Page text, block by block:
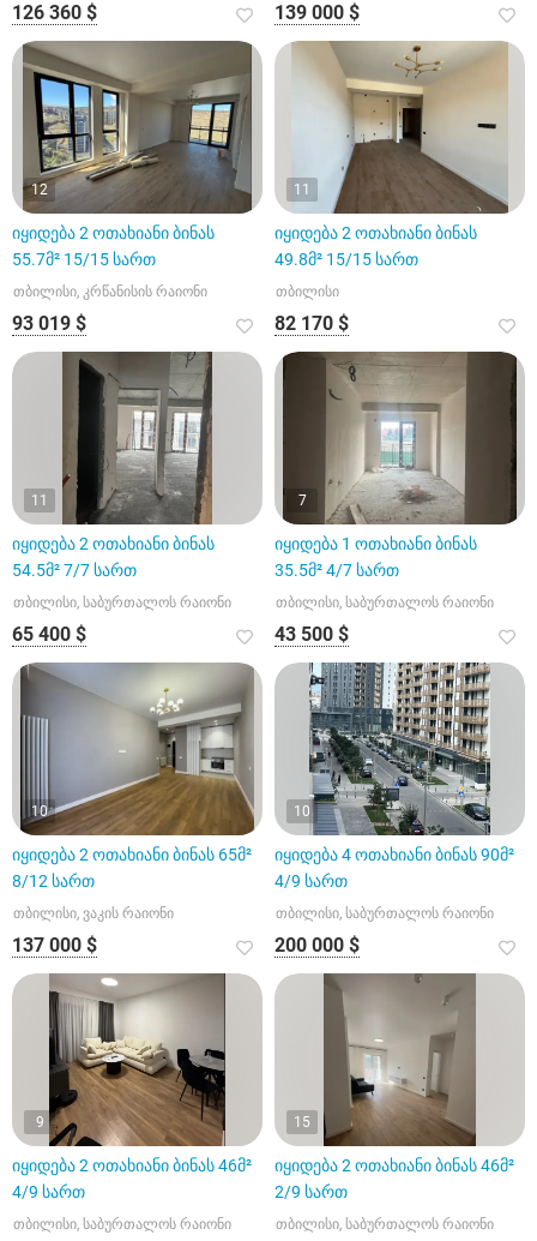
126 360 $ 139 000 $
12
იყიდება 2 ოთახიანი ბინას
55.7მ² 15/15 სართ
თბილისი, კრწანისის რაიონი
93 019 $
11
იყიდება 2 ოთახიანი ბინას
49.8მ² 15/15 სართ
თბილისი
82 170 $
11
იყიდება 2 ოთახიანი ბინას
54.5მ² 7/7 სართ
თბილისი, საბურთალოს რაიონი
65 400 $
7
იყიდება 1 ოთახიანი ბინას
35.5მ² 4/7 სართ
თბილისი, საბურთალოს რაიონი
43 500 $
10
იყიდება 2 ოთახიანი ბინას 65მ²
8/12 სართ
თბილისი, ვაკის რაიონი
137 000 $
10
იყიდება 4 ოთახიანი ბინას 90მ²
4/9 სართ
თბილისი, საბურთალოს რაიონი
200 000 $
9
იყიდება 2 ოთახიანი ბინას 46მ²
4/9 სართ
თბილისი, საბურთალოს რაიონი
15
იყიდება 2 ოთახიანი ბინას 46მ²
2/9 სართ
თბილისი, საბურთალოს რაიონი